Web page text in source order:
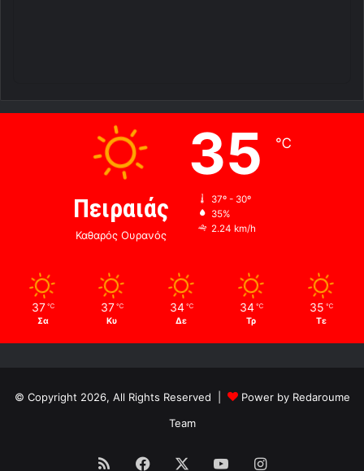
Πειραιάς
Καθαρός Ουρανός
35 ℃
37º - 30º
35%
2.24 km/h
37 ℃
Σα
37 ℃
Κυ
34 ℃
Δε
34 ℃
Τρ
35 ℃
Τε
© Copyright 2026, All Rights Reserved |
Power by Redaroume
Team
RSS Facebook YouTubeInstagram